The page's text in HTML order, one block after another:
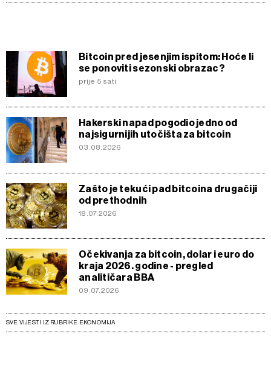
Bitcoin pred jesenjim ispitom: Hoće li
se ponoviti sezonski obrazac?
prije 5 sati
Hakerski napad pogodio jedno od
najsigurnijih utočišta za bitcoin
03.08.2026
Zašto je tekući pad bitcoina drugačiji
od prethodnih
18.07.2026
Očekivanja za bitcoin, dolar i euro do
kraja 2026. godine - pregled
analitičara BBA
09.07.2026
SVE VIJESTI IZ RUBRIKE EKONOMIJA